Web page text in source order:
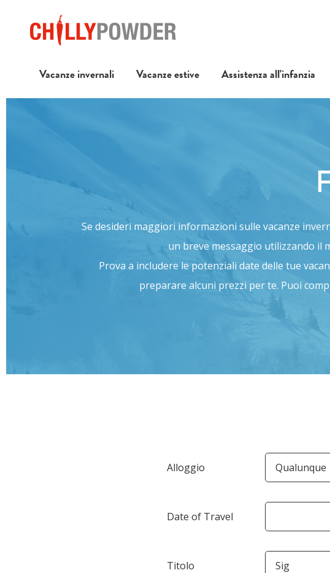
Vacanze invernali Vacanze estive Assistenza all'infanzia
Se desideri maggiori informazioni sulle vacanze
un breve messaggio utilizzando il
Prova a includere le potenziali date delle tue
preparare alcuni prezzi per te. Puoi
Alloggio
Date of Travel
Titolo